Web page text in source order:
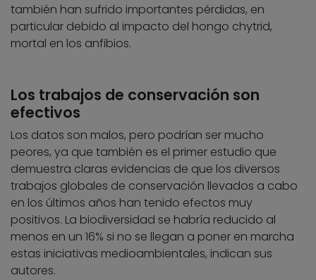
también han sufrido importantes pérdidas, en
particular debido al impacto del hongo chytrid,
mortal en los anfibios.
Los trabajos de conservación son
efectivos
Los datos son malos, pero podrían ser mucho
peores, ya que también es el primer estudio que
demuestra claras evidencias de que los diversos
trabajos globales de conservación llevados a cabo
en los últimos años han tenido efectos muy
positivos. La biodiversidad se habría reducido al
menos en un 16% si no se llegan a poner en marcha
estas iniciativas medioambientales, indican sus
autores.